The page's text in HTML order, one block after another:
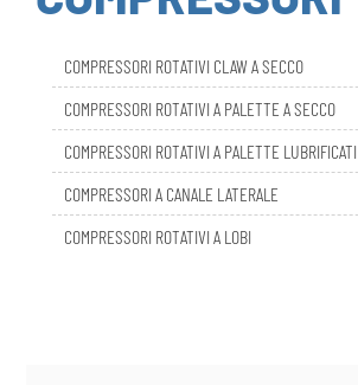
COMPRESSORI ROTATIVI A PALETTE A SECCO
COMPRESSORI ROTATIVI A PALETTE LUBRIFICATI
COMPRESSORI A CANALE LATERALE
COMPRESSORI ROTATIVI A LOBI